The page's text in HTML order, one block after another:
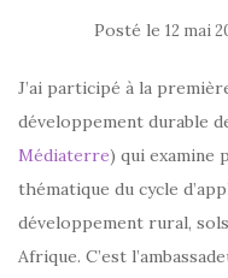
Posté le 12 mai
J’ai participé à la
développement durable
Médiaterre) qui examine
thématique du cycle
développement rural,
Afrique. C’est